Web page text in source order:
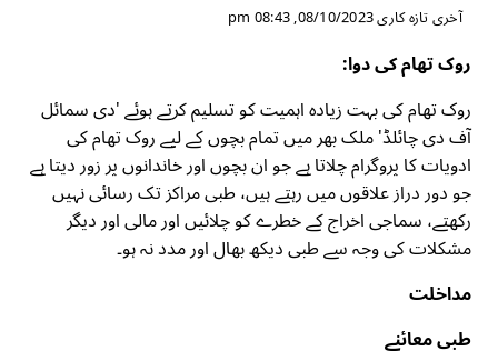
آخری تازہ کاری08/10/2023, 08:43 pm
روک تھام کی دوا:
روک تھام کی بہت زیادہ اہمیت کو تسلیم کرتے ہوئے 'دی سمائل
آف دی چائلڈ' ملک بھر میں تمام بچوں کے لیے روک تھام کی
ادویات کا پروگرام چلاتا ہے جو ان بچوں اور خاندانوں پر زور دیتا ہے
جو دور دراز علاقوں میں رہتے ہیں، طبی مراکز تک رسائی نہیں
رکھتے، سماجی اخراج کے خطرے کو چلائیں اور مالی اور دیگر
مشکلات کی وجہ سے طبی دیکھ بھال اور مدد نہ ہو۔
مداخلت
طبی معائنے